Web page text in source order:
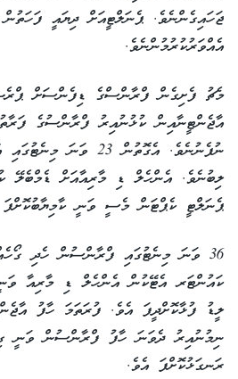
ޖަހައިގެންނެވެ. ޕެނަލްޓީއަށް ދިޔައީ
އެއްވަރުކުރުމުންނެވެ.
މެޗު ފެށިގެން ފްރާންސްގެ ޑިފެންސަށް
އާޖެންޓީނާއިން ކުޅުނުއިރު ފްރާންސުގެ
ނުފެނުނެވެ. އެގޮތުން 23
ލިބުނެވެ. އެންހެލް ޑި މާރިއާއަށް ޑެމްބެލޭ
ޕެނަލްޓީ ކެޕްޓަން މެސީ ވަނީ
36 ވަނަ މިނެޓުގައި ފްރާންސުން ހެދި
ކައުންޓަރ އެޓޭކުން އެންހެލް ޑި މާރިއާ
ލީޑު ފުޅާކޮށްދީފަ އެވެ. ފުރަތަމަ ހާފު
ނިމުނުއިރު ދެވަނަ ހާފު ފްރާންސުން ވަނީ
ރަނގަޅުކޮށްފަ އެވެ.